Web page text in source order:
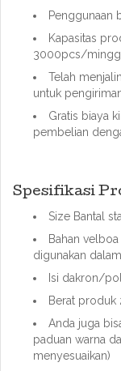
Penggunaan
Kapasitas
3000pcs/
Telah
untuk
Gratis biaya
pembelian
Spesifikasi
Size Bantal
Bahan
digunakan
Isi dakron/
Berat produk
Anda juga
paduan warna
menyesuaikan)